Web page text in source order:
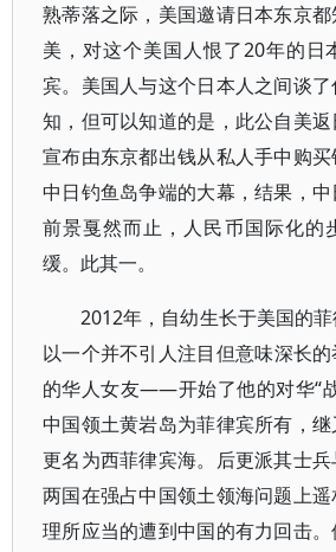
熟蒂落之际，美国邀请日本东京
美，对这个美国人恨了20年的日
宾。美国人与这个日本人之间谈
知，但可以知道的是，此公自美
宣布由东京都出钱从私人手中购
中日钓鱼岛争端的大幕，结果，
前景戛然而止，人民币国际化的
缓。此其一。
2012年，自幼生长于美国的菲
以一个并不引人注目但意味深长
的华人女友——开始了他的对华“
中国领土黄岩岛为菲律宾所有，
更名为西菲律宾海。后更派其士兵
两国在强占中国领土领海问题上
理所应当的遭到中国的有力回击